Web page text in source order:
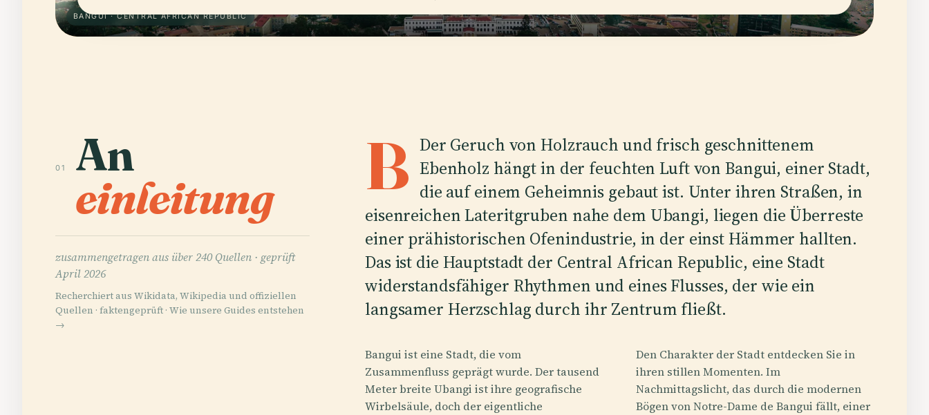
BANGUI · CENTRAL AFRICAN REPUBLIC
01 An
einleitung
zusammengetragen aus über 240 Quellen · geprüft
April 2026
Recherchiert aus Wikidata, Wikipedia und offiziellen
Quellen · faktengeprüft · Wie unsere Guides entstehen
→
B Der Geruch von Holzrauch und frisch geschnittenem
Ebenholz hängt in der feuchten Luft von Bangui, einer Stadt,
die auf einem Geheimnis gebaut ist. Unter ihren Straßen, in
eisenreichen Lateritgruben nahe dem Ubangi, liegen die Überreste
einer prähistorischen Ofenindustrie, in der einst Hämmer hallten.
Das ist die Hauptstadt der Central African Republic, eine Stadt
widerstandsfähiger Rhythmen und eines Flusses, der wie ein
langsamer Herzschlag durch ihr Zentrum fließt.
Bangui ist eine Stadt, die vom
Zusammenfluss geprägt wurde. Der tausend
Meter breite Ubangi ist ihre geografische
Wirbelsäule, doch der eigentliche
Den Charakter der Stadt entdecken Sie in
ihren stillen Momenten. Im
Nachmittagslicht, das durch die modernen
Bögen von Notre-Dame de Bangui fällt, einer